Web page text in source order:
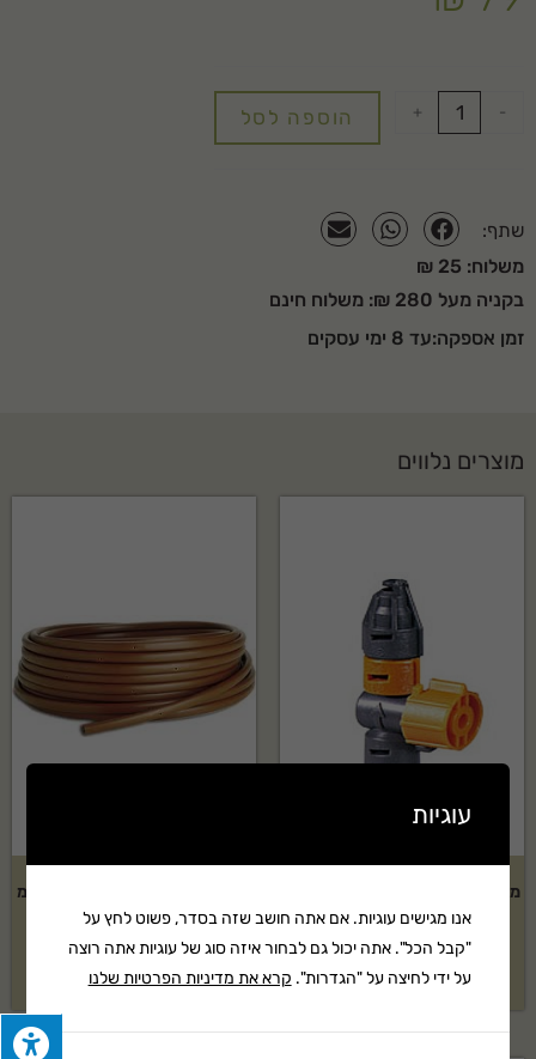
-
+ הוספה לסל
שתף:
משלוח: 25 ₪
בקניה מעל 280 ₪: משלוח חינם
זמן אספקה:עד 8 ימי עסקים
מוצרים נלווים
יחידות
₪48
צינור 16 מ"מ טפטוף כל 0.30 ס"מ
– 100 מטר
₪189
עוגיות
אנו מגישים עוגיות. אם אתה חושב שזה בסדר, פשוט לחץ על
"קבל הכל". אתה יכול גם לבחור איזה סוג של עוגיות אתה רוצה
על ידי לחיצה על "הגדרות". קרא את מדיניות הפרטיות שלנו